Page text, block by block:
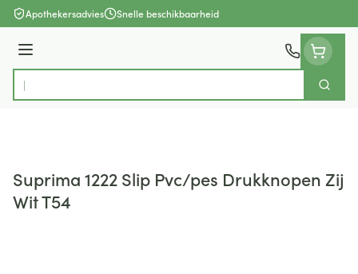
Ga naar de inhoud
Apothekersadvies Snelle beschikbaarheid
Menu
Product, merk, categorie...
Zoek
Suprima 1222 Slip Pvc/pes Drukknopen Zij
Wit T54